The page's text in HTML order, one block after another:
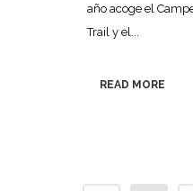
año acoge el
Trail y el...
READ MORE